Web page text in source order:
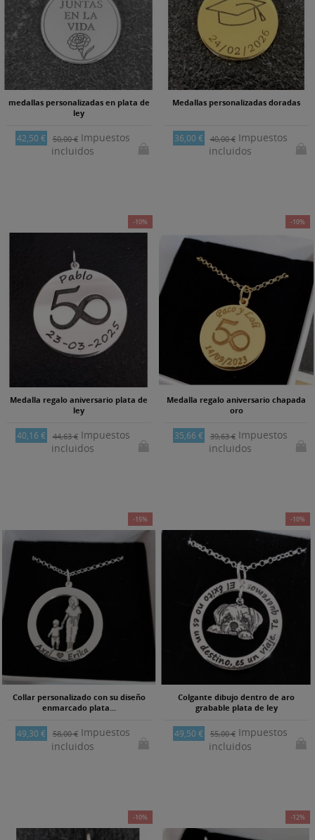
medallas personalizadas en plata de
ley
42,50 € 50,00 €Impuestos
incluidos
Medallas personalizadas doradas
36,00 € 40,00 €Impuestos
incluidos
-10%
Medalla regalo aniversario plata de
ley
40,16 € 44,63 €Impuestos
incluidos
-10%
Medalla regalo aniversario chapada
oro
35,66 € 39,63 €Impuestos
incluidos
-15%
Collar personalizado con su diseño
enmarcado plata...
49,30 € 58,00 €Impuestos
incluidos
-10%
Colgante dibujo dentro de aro
grabable plata de ley
49,50 € 55,00 €Impuestos
incluidos
-10% -12%